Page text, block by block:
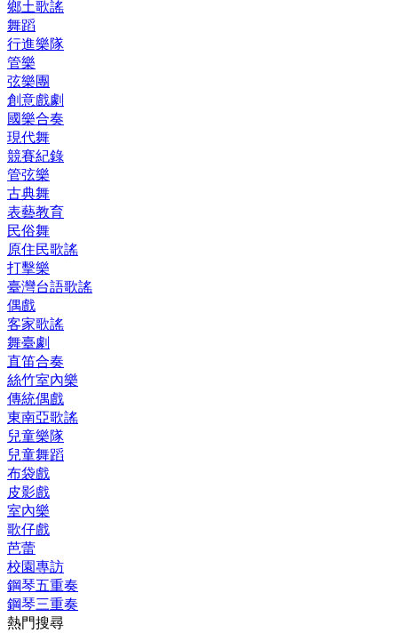
鄉土歌謠
舞蹈
行進樂隊
管樂
弦樂團
創意戲劇
國樂合奏
現代舞
競賽紀錄
管弦樂
古典舞
表藝教育
民俗舞
原住民歌謠
打擊樂
臺灣台語歌謠
偶戲
客家歌謠
舞臺劇
直笛合奏
絲竹室內樂
傳統偶戲
東南亞歌謠
兒童樂隊
兒童舞蹈
布袋戲
皮影戲
室內樂
歌仔戲
芭蕾
校園專訪
鋼琴五重奏
鋼琴三重奏
熱門搜尋